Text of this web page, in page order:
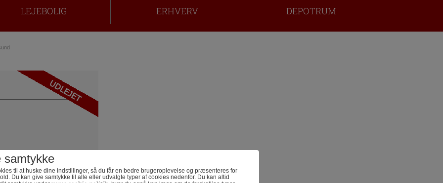
LEJEBOLIG ERHVERV DEPOTRUM
samtykke
til at huske dine indstillinger, så du får en bedre brugeroplevelse og præsenteres for
Du kan give samtykke til alle eller udvalgte typer af cookies nedenfor. Du kan altid